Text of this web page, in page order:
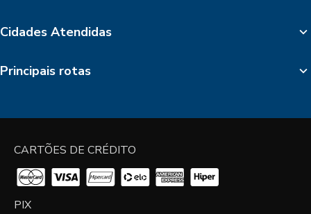
Cidades Atendidas
Principais rotas
CARTÕES DE CRÉDITO
PIX